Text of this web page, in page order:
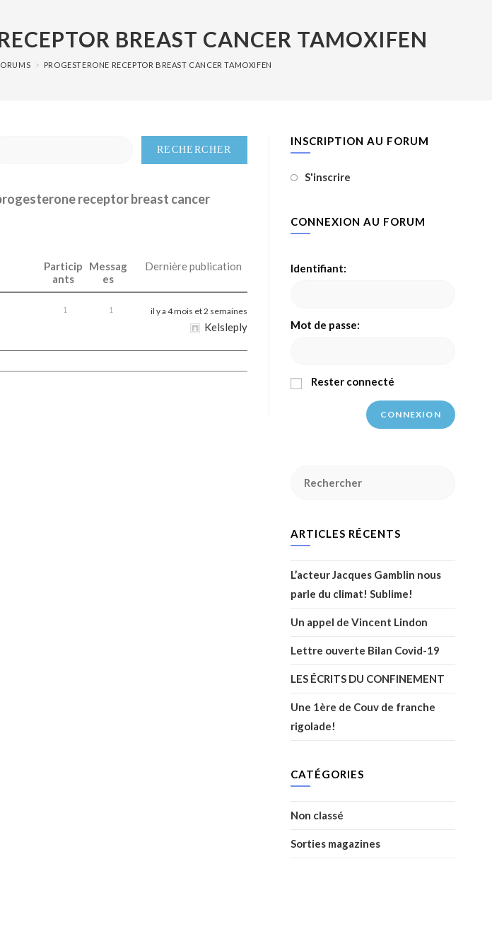
BREAST CANCER TAMOXIFEN
> PROGESTERONE RECEPTOR BREAST CANCER TAMOXIFEN
receptor breast cancer
Particip
ants
Messag
es
Dernière publication
1 1 il y a 4 mois et 2 semaines
Kelsleply
INSCRIPTION AU FORUM
S'inscrire
CONNEXION AU FORUM
Identifiant:
Mot de passe:
Rester connecté
CONNEXION
ARTICLES RÉCENTS
L’acteur Jacques Gamblin nous
parle du climat! Sublime!
Un appel de Vincent Lindon
Lettre ouverte Bilan Covid-19
LES ÉCRITS DU CONFINEMENT
Une 1ère de Couv de franche
rigolade!
CATÉGORIES
Non classé
Sorties magazines